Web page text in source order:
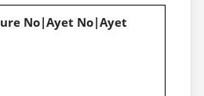
No|Ayet No|Ayet